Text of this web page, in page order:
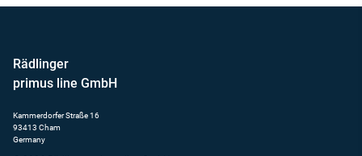
Rädlinger
primus line GmbH
Kammerdorfer Straße 16
93413 Cham
Germany